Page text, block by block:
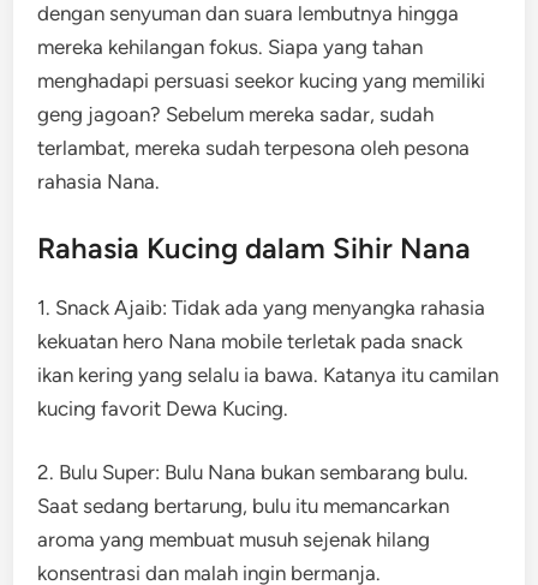
dengan senyuman dan suara lembutnya hingga
mereka kehilangan fokus. Siapa yang tahan
menghadapi persuasi seekor kucing yang memiliki
geng jagoan? Sebelum mereka sadar, sudah
terlambat, mereka sudah terpesona oleh pesona
rahasia Nana.
Rahasia Kucing dalam Sihir Nana
1. Snack Ajaib: Tidak ada yang menyangka rahasia
kekuatan hero Nana mobile terletak pada snack
ikan kering yang selalu ia bawa. Katanya itu camilan
kucing favorit Dewa Kucing.
2. Bulu Super: Bulu Nana bukan sembarang bulu.
Saat sedang bertarung, bulu itu memancarkan
aroma yang membuat musuh sejenak hilang
konsentrasi dan malah ingin bermanja.